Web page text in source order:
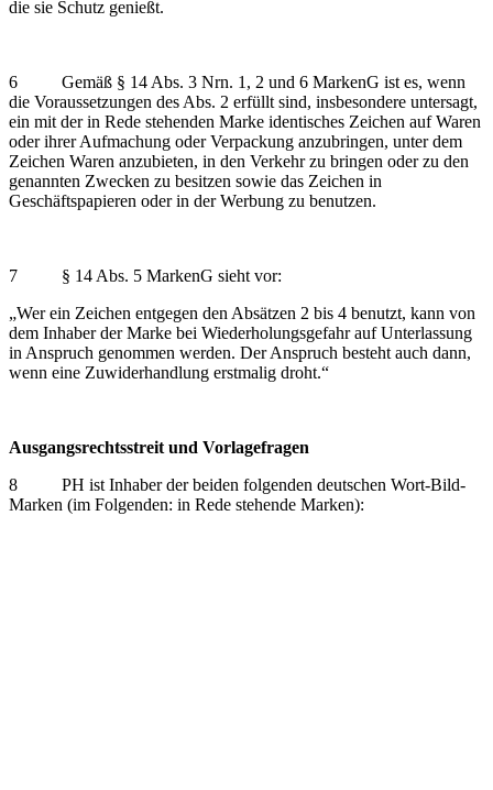
die sie Schutz genießt.
6 Gemäß § 14 Abs. 3 Nrn. 1, 2 und 6 MarkenG ist es, wenn
die Voraussetzungen des Abs. 2 erfüllt sind, insbesondere untersagt,
ein mit der in Rede stehenden Marke identisches Zeichen auf Waren
oder ihrer Aufmachung oder Verpackung anzubringen, unter dem
Zeichen Waren anzubieten, in den Verkehr zu bringen oder zu den
genannten Zwecken zu besitzen sowie das Zeichen in
Geschäftspapieren oder in der Werbung zu benutzen.
7 § 14 Abs. 5 MarkenG sieht vor:
„Wer ein Zeichen entgegen den Absätzen 2 bis 4 benutzt, kann von
dem Inhaber der Marke bei Wiederholungsgefahr auf Unterlassung
in Anspruch genommen werden. Der Anspruch besteht auch dann,
wenn eine Zuwiderhandlung erstmalig droht.“
Ausgangsrechtsstreit und Vorlagefragen
8 PH ist Inhaber der beiden folgenden deutschen Wort-Bild-
Marken (im Folgenden: in Rede stehende Marken):